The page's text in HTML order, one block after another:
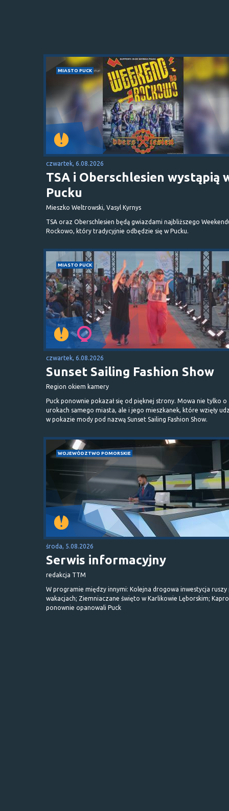
MIASTO PUCK
czwartek, 6.08.2026
TSA i Oberschlesien wystąpią
Pucku
Mieszko Weltrowski, Vasyl Kyrnys
TSA oraz Oberschlesien będą gwiazdami najbliższego
Rockowo, który tradycyjnie odbędzie się w Pucku.
MIASTO PUCK
czwartek, 6.08.2026
Sunset Sailing Fashion Show
Region okiem kamery
Puck ponownie pokazał się od pięknej strony. Mowa nie tylko o
urokach samego miasta, ale i jego mieszkanek, które wzięły
w pokazie mody pod nazwą Sunset Sailing Fashion Show.
WOJEWÓDZTWO POMORSKIE
środa, 5.08.2026
Serwis informacyjny
redakcja TTM
W programie między innymi: Kolejna drogowa inwestycja ruszy
wakacjach; Ziemniaczane święto w Karlikowie Lęborskim;
ponownie opanowali Puck